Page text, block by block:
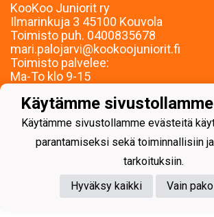
KooKoo Juniorit ry
Ilmarinkuja 3 45100 Kouvola
Toimisto puh. 0400835678
mari.palojarvi@kookoojuniorit.fi
Toimisto palvelee:
Ma-To klo 9-15
Powered by
Käytämme
Käytämme sivustollamme evästeitä
parantamiseksi sekä toiminnallisiin
tarkoituksiin.
Hyväksy kaikki
Vain